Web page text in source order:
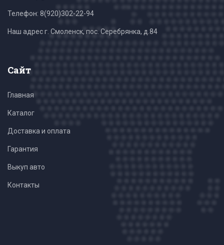
Телефон: 8(920)302-22-94
Наш адрес г. Смоленск, пос. Серебрянка, д.84
Сайт
Главная
Каталог
Доставка и оплата
Гарантия
Выкуп авто
Контакты